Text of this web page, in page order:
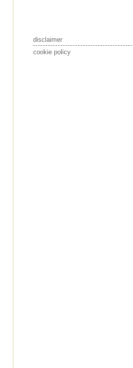
disclaimer
cookie policy